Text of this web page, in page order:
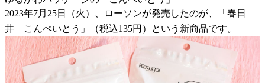
2023年7月25日（火）、ローソンが発売したのが、「春日
井 こんぺいとう」（税込135円）という新商品です。